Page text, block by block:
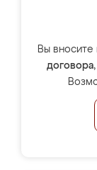
Вы вносите
договора